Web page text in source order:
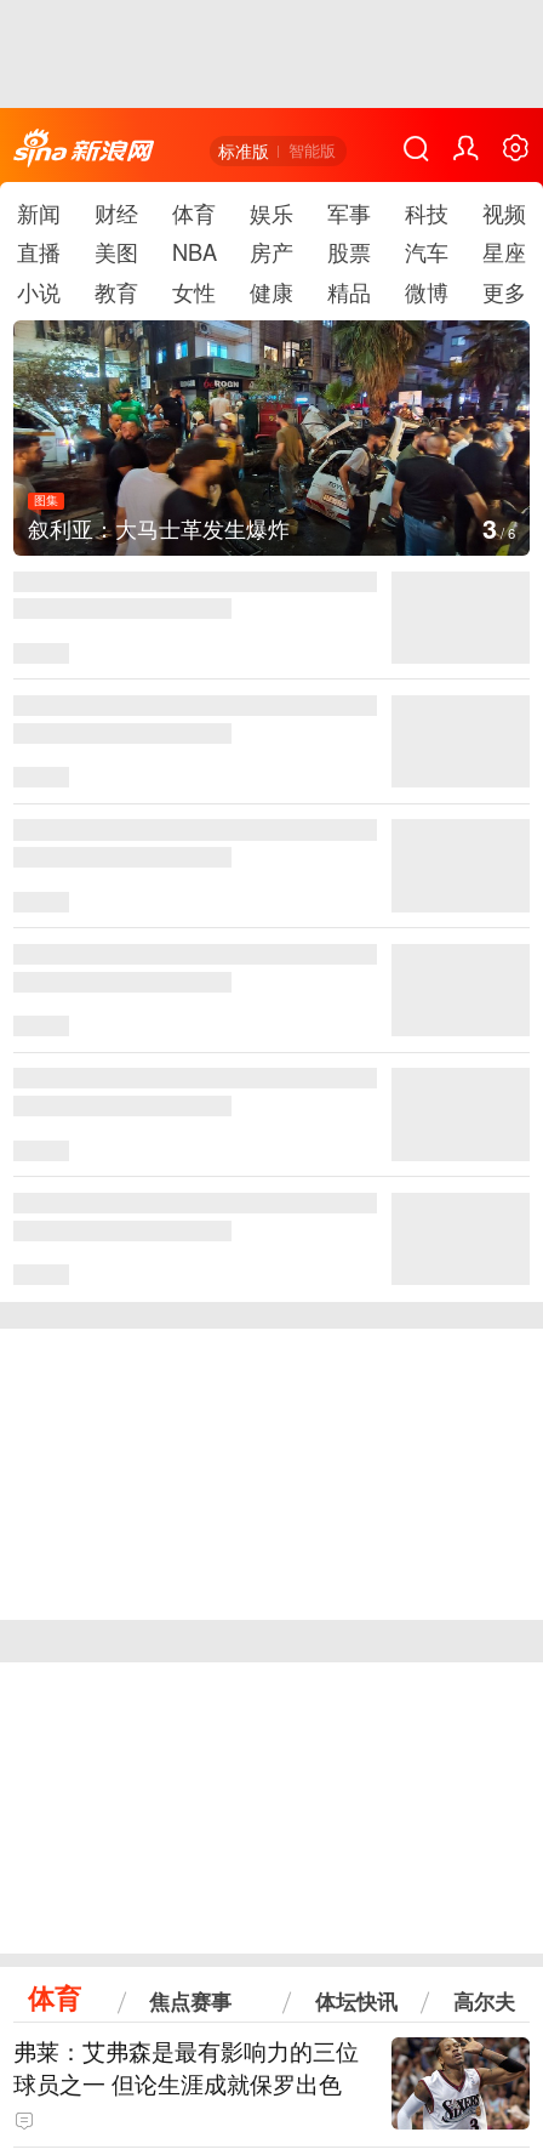
标准版 智能版
新闻 财经 体育 娱乐 军事 科技
视频
直播
美图 NBA 房产 股票 汽车
星座
小说
教育 女性 健康 精品 微博 更多
图集
叙利亚：大马士革发生爆炸 3/6
体育 焦点赛事 体坛快讯 高尔夫
弗莱：艾弗森是最有影响力的三位
球员之一 但论生涯成就保罗出色